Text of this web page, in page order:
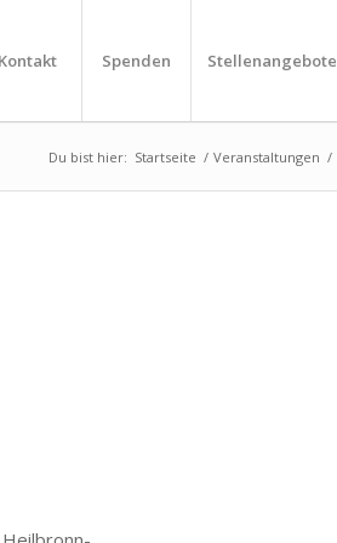
Kontakt Spenden Stellenangebote
Du bist hier: Startseite / Veranstaltungen /